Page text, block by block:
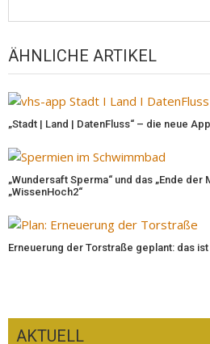
ÄHNLICHE ARTIKEL
„Stadt | Land | DatenFluss“ – die neue
„Wundersaft Sperma“ und das „Ende der
„WissenHoch2“
Erneuerung der Torstraße geplant: das
AKTUELL